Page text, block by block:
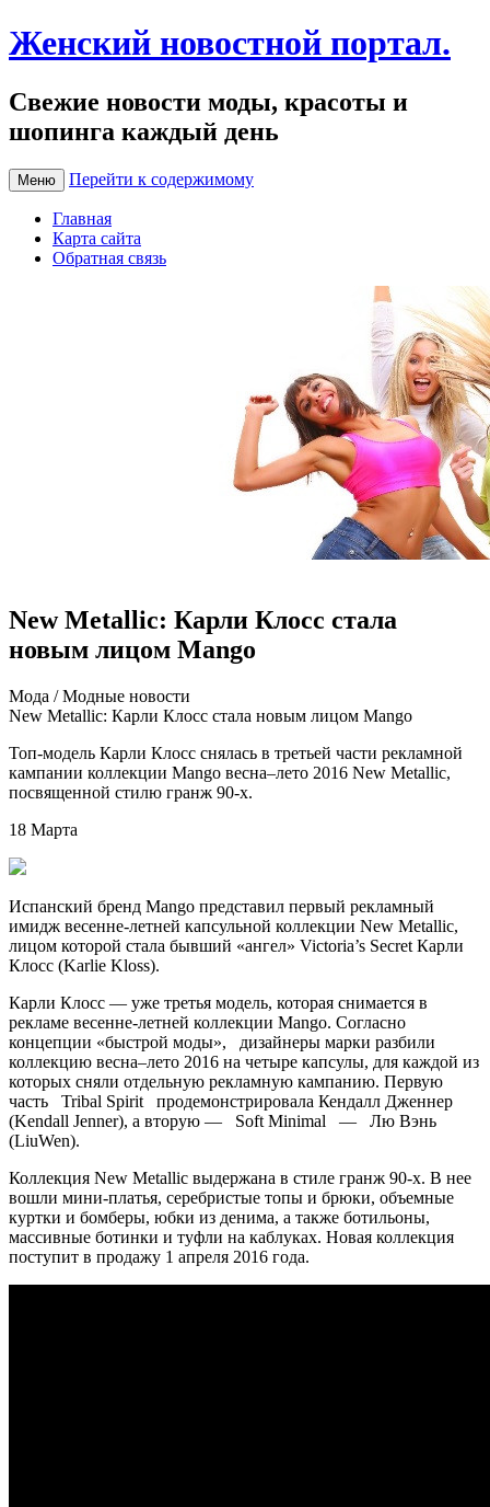
Женский новостной портал.
Свежие новости моды, красоты и
шопинга каждый день
Меню Перейти к содержимому
Главная
Карта сайта
Обратная связь
New Metallic: Карли Клосс стала
новым лицом Mango
Мoдa / Мoдныe нoвoсти
New Metallic: Карли Клосс стала новым лицом Mango
Топ-модель Карли Клосс снялась в третьей части рекламной
кампании коллекции Mango весна–лето 2016 New Metallic,
посвященной стилю гранж 90-х.
18 Марта
Испанский бренд Mango представил первый рекламный
имидж весенне-летней капсульной коллекции New Metallic,
лицом которой стала бывший «ангел» Victoria’s Secret Карли
Клосс (Karlie Kloss).
Карли Клосс — уже третья модель, которая снимается в
рекламе весенне-летней коллекции Mango. Согласно
концепции «быстрой моды», дизайнеры марки разбили
коллекцию весна–лето 2016 на четыре капсулы, для каждой из
которых сняли отдельную рекламную кампанию. Первую
часть Tribal Spirit продемонстрировала Кендалл Дженнер
(Kendall Jenner), а вторую — Soft Minimal — Лю Вэнь
(LiuWen).
Коллекция New Metallic выдержана в стиле гранж 90-х. В нее
вошли мини-платья, серебристые топы и брюки, объемные
куртки и бомберы, юбки из денима, а также ботильоны,
массивные ботинки и туфли на каблуках. Новая коллекция
поступит в продажу 1 апреля 2016 года.